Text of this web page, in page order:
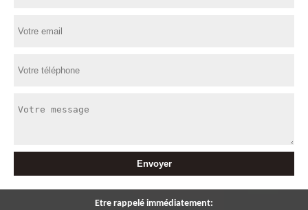
Etre rappelé immédiatement: